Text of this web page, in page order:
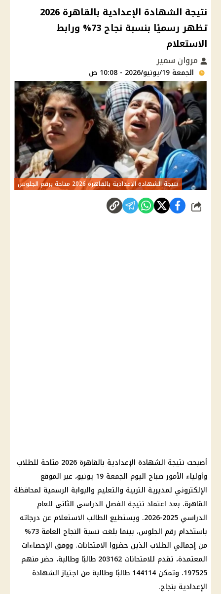
نتيجة الشهادة الإعدادية بالقاهرة 2026
تظهر رسميًا بنسبة نجاح 73% ورابط
الاستعلام
مروان سمير
الجمعة 19/يونيو/2026 - 10:08 ص
نتيجة الشهادة الإعدادية بالقاهرة 2026 متاحة برقم الجلوس
شارك
أصبحت نتيجة الشهادة الإعدادية بالقاهرة 2026 متاحة للطلاب
وأولياء الأمور صباح اليوم الجمعة 19 يونيو، عبر الموقع
الإلكتروني لمديرية التربية والتعليم والبوابة الرسمية لمحافظة
القاهرة، بعد اعتماد نتيجة الفصل الدراسي الثاني للعام
الدراسي 2025-2026. ويستطيع الطالب الاستعلام عن درجاته
باستخدام رقم الجلوس، بينما بلغت نسبة النجاح العامة 73%
من إجمالي الطلاب الذين حضروا الامتحانات. ووفق الإحصاءات
المعتمدة، تقدم للامتحانات 203162 طالبًا وطالبة، حضر منهم
197525، وتمكن 144114 طالبًا وطالبة من اجتياز الشهادة
الإعدادية بنجاح.